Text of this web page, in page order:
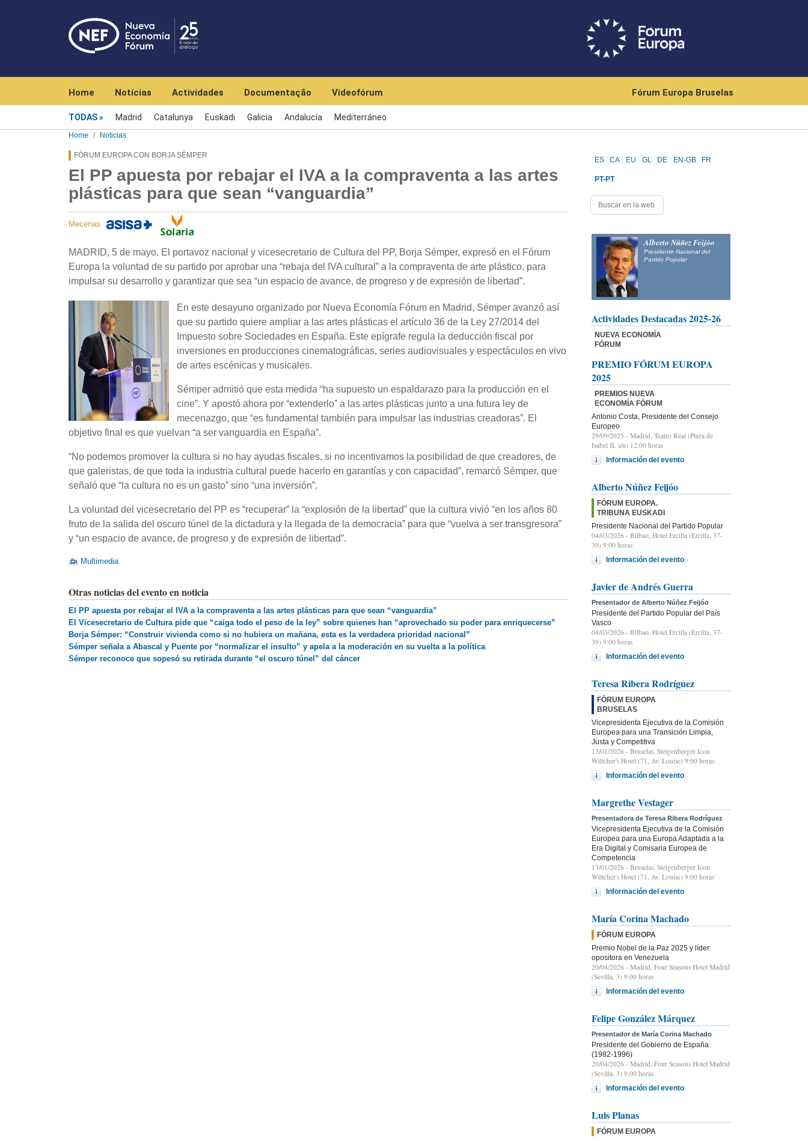
Home Notícias Actividades Documentação Videofórum Fórum Europa Bruselas
TODAS Madrid Catalunya Euskadi Galicia Andalucía Mediterráneo
Home Noticias
FÓRUM EUROPA CON BORJA SÉMPER
El PP apuesta por rebajar el IVA a la compraventa a las artes
plásticas para que sean “vanguardia”
Mecenas
MADRID, 5 de mayo. El portavoz nacional y vicesecretario de Cultura del PP, Borja Sémper, expresó en el Fórum
Europa la voluntad de su partido por aprobar una “rebaja del IVA cultural” a la compraventa de arte plástico, para
impulsar su desarrollo y garantizar que sea “un espacio de avance, de progreso y de expresión de libertad”.
En este desayuno organizado por Nueva Economía Fórum en Madrid, Sémper avanzó así
que su partido quiere ampliar a las artes plásticas el artículo 36 de la Ley 27/2014 del
Impuesto sobre Sociedades en España. Este epígrafe regula la deducción fiscal por
inversiones en producciones cinematográficas, series audiovisuales y espectáculos en vivo
de artes escénicas y musicales.
Sémper admitió que esta medida “ha supuesto un espaldarazo para la producción en el
cine”. Y apostó ahora por “extenderlo” a las artes plásticas junto a una futura ley de
mecenazgo, que “es fundamental también para impulsar las industrias creadoras”. El
objetivo final es que vuelvan “a ser vanguardia en España”.
“No podemos promover la cultura si no hay ayudas fiscales, si no incentivamos la posibilidad de que creadores, de
que galeristas, de que toda la industria cultural puede hacerlo en garantías y con capacidad”, remarcó Sémper, que
señaló que “la cultura no es un gasto” sino “una inversión”.
La voluntad del vicesecretario del PP es “recuperar” la “explosión de la libertad” que la cultura vivió “en los años 80
fruto de la salida del oscuro túnel de la dictadura y la llegada de la democracia” para que “vuelva a ser transgresora”
y “un espacio de avance, de progreso y de expresión de libertad”.
Multimedia
Otras noticias del evento en noticia
El PP apuesta por rebajar el IVA a la compraventa a las artes plásticas para que sean “vanguardia”
El Vicesecretario de Cultura pide que “caiga todo el peso de la ley” sobre quienes han “aprovechado su poder para enriquecerse”
Borja Sémper: “Construir vivienda como si no hubiera un mañana, esta es la verdadera prioridad nacional”
Sémper señala a Abascal y Puente por “normalizar el insulto” y apela a la moderación en su vuelta a la política
Sémper reconoce que sopesó su retirada durante “el oscuro túnel” del cáncer
ES CA EU GL DE EN-GB FR
PT-PT
Alberto Núñez Feijóo
Presidente Nacional del
Partido Popular
Actividades Destacadas 2025-26
NUEVA ECONOMÍA
FÓRUM
PREMIO FÓRUM EUROPA
2025
PREMIOS NUEVA
ECONOMÍA FÓRUM
Antonio Costa, Presidente del Consejo
Europeo
29/09/2025 - Madrid, Teatro Real (Plaza de
Isabel II, s/n) 12:00 horas
Información del evento
Alberto Núñez Feijóo
FÓRUM EUROPA.
TRIBUNA EUSKADI
Presidente Nacional del Partido Popular
04/03/2026 - Bilbao, Hotel Ercilla (Ercilla, 37-
39) 9:00 horas
Información del evento
Javier de Andrés Guerra
Presentador de Alberto Núñez Feijóo
Presidente del Partido Popular del País
Vasco
04/03/2026 - Bilbao, Hotel Ercilla (Ercilla, 37-
39) 9:00 horas
Información del evento
Teresa Ribera Rodríguez
FÓRUM EUROPA
BRUSELAS
Vicepresidenta Ejecutiva de la Comisión
Europea para una Transición Limpia,
Justa y Competitiva
13/01/2026 - Bruselas, Steigenberger Icon
Wiltcher's Hotel (71, Av. Louise) 9:00 horas
Información del evento
Margrethe Vestager
Presentadora de Teresa Ribera Rodríguez
Vicepresidenta Ejecutiva de la Comisión
Europea para una Europa Adaptada a la
Era Digital y Comisaria Europea de
Competencia
13/01/2026 - Bruselas, Steigenberger Icon
Wiltcher's Hotel (71, Av. Louise) 9:00 horas
Información del evento
María Corina Machado
FÓRUM EUROPA
Premio Nobel de la Paz 2025 y líder
opositora en Venezuela
20/04/2026 - Madrid, Four Seasons Hotel Madrid
(Sevilla, 3) 9.00 horas
Información del evento
Felipe González Márquez
Presentador de María Corina Machado
Presidente del Gobierno de España
(1982-1996)
20/04/2026 - Madrid, Four Seasons Hotel Madrid
(Sevilla, 3) 9.00 horas
Información del evento
Luis Planas
FÓRUM EUROPA